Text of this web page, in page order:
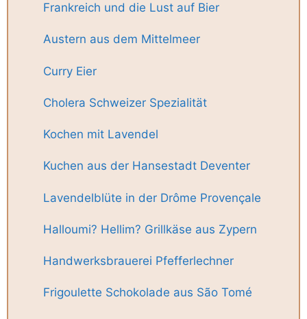
Frankreich und die Lust auf Bier
Austern aus dem Mittelmeer
Curry Eier
Cholera Schweizer Spezialität
Kochen mit Lavendel
Kuchen aus der Hansestadt Deventer
Lavendelblüte in der Drôme Provençale
Halloumi? Hellim? Grillkäse aus Zypern
Handwerksbrauerei Pfefferlechner
Frigoulette Schokolade aus São Tomé